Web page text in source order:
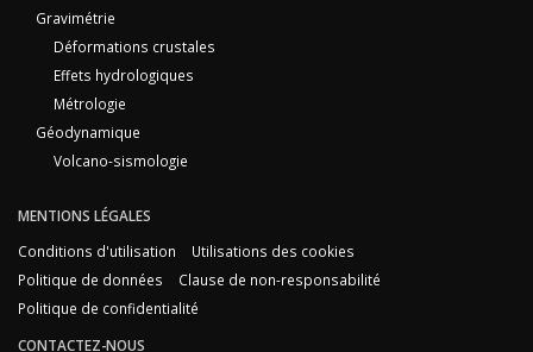
Gravimétrie
Déformations crustales
Effets hydrologiques
Métrologie
Géodynamique
Volcano-sismologie
MENTIONS LÉGALES
Conditions d'utilisation
Utilisations des cookies
Politique de données
Clause de non-responsabilité
Politique de confidentialité
CONTACTEZ-NOUS